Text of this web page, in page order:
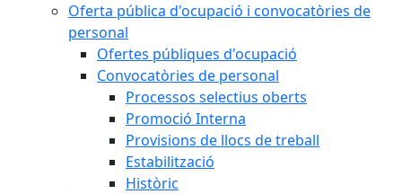
Oferta pública d'ocupació i convocatòries de
personal
Ofertes públiques d'ocupació
Convocatòries de personal
Processos selectius oberts
Promoció Interna
Provisions de llocs de treball
Estabilització
Històric